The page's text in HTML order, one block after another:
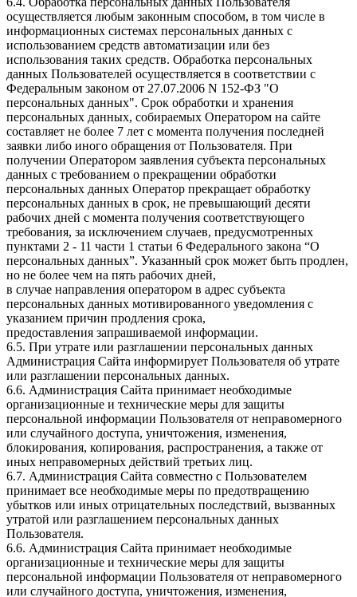
осуществляется любым законным способом, в том числе в
информационных системах персональных данных с
использованием средств автоматизации или без
использования таких средств. Обработка персональных
данных Пользователей осуществляется в соответствии с
Федеральным законом от 27.07.2006 N 152-ФЗ "О
персональных данных". Срок обработки и хранения
персональных данных, собираемых Оператором на сайте
составляет не более 7 лет с момента получения последней
заявки либо иного обращения от Пользователя. При
получении Оператором заявления субъекта персональных
данных с требованием о прекращении обработки
персональных данных Оператор прекращает обработку
персональных данных в срок, не превышающий десяти
рабочих дней с момента получения соответствующего
требования, за исключением случаев, предусмотренных
пунктами 2 - 11 части 1 статьи 6 Федерального закона “О
персональных данных”. Указанный срок может быть продлен,
но не более чем на пять рабочих дней,
в случае направления оператором в адрес субъекта
персональных данных мотивированного уведомления с
указанием причин продления срока,
предоставления запрашиваемой информации.
6.5. При утрате или разглашении персональных данных
Администрация Сайта информирует Пользователя об утрате
или разглашении персональных данных.
6.6. Администрация Сайта принимает необходимые
организационные и технические меры для защиты
персональной информации Пользователя от неправомерного
или случайного доступа, уничтожения, изменения,
блокирования, копирования, распространения, а также от
иных неправомерных действий третьих лиц.
6.7. Администрация Сайта совместно с Пользователем
принимает все необходимые меры по предотвращению
убытков или иных отрицательных последствий, вызванных
утратой или разглашением персональных данных
Пользователя.
6.6. Администрация Сайта принимает необходимые
организационные и технические меры для защиты
персональной информации Пользователя от неправомерного
или случайного доступа, уничтожения, изменения,